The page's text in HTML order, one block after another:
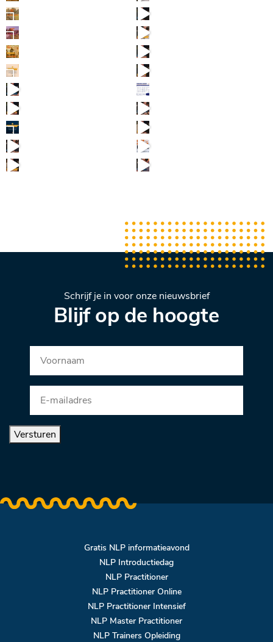
Schrijf je in voor onze nieuwsbrief
Blijf op de hoogte
Versturen
Gratis NLP informatieavond
NLP Introductiedag
NLP Practitioner
NLP Practitioner Online
NLP Practitioner Intensief
NLP Master Practitioner
NLP Trainers Opleiding